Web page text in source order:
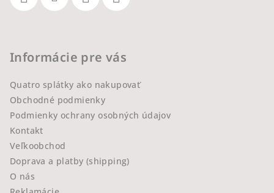
Informácie pre vás
Quatro splátky ako nakupovať
Obchodné podmienky
Podmienky ochrany osobných údajov
Kontakt
Veľkoobchod
Doprava a platby (shipping)
O nás